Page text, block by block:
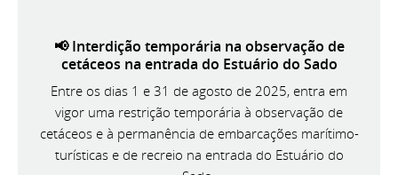
📢 Interdição temporária na observação de
cetáceos na entrada do Estuário do Sado
Entre os dias 1 e 31 de agosto de 2025, entra em
vigor uma restrição temporária à observação de
cetáceos e à permanência de embarcações marítimo-
turísticas e de recreio na entrada do Estuário do